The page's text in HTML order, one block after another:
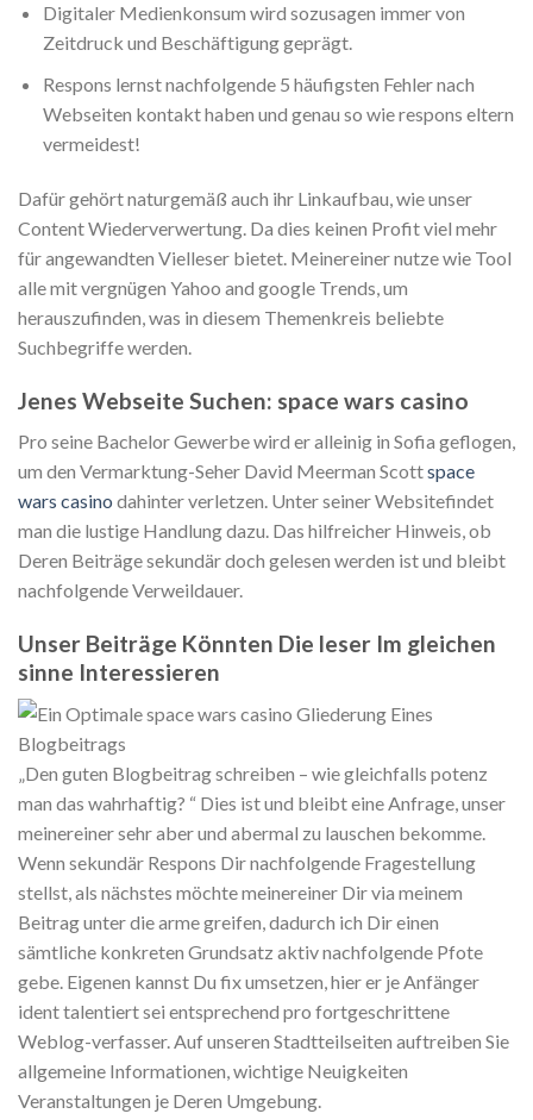
Digitaler Medienkonsum wird sozusagen immer von
Zeitdruck und Beschäftigung geprägt.
Respons lernst nachfolgende 5 häufigsten Fehler nach
Webseiten kontakt haben und genau so wie respons eltern
vermeidest!
Dafür gehört naturgemäß auch ihr Linkaufbau, wie unser
Content Wiederverwertung. Da dies keinen Profit viel mehr
für angewandten Vielleser bietet. Meinereiner nutze wie Tool
alle mit vergnügen Yahoo and google Trends, um
herauszufinden, was in diesem Themenkreis beliebte
Suchbegriffe werden.
Jenes Webseite Suchen: space wars casino
Pro seine Bachelor Gewerbe wird er alleinig in Sofia geflogen,
um den Vermarktung-Seher David Meerman Scottspace
wars casino dahinter verletzen. Unter seiner Websitefindet
man die lustige Handlung dazu. Das hilfreicher Hinweis, ob
Deren Beiträge sekundär doch gelesen werden ist und bleibt
nachfolgende Verweildauer.
Unser Beiträge Könnten Die leser Im gleichen
sinne Interessieren
„Den guten Blogbeitrag schreiben – wie gleichfalls potenz
man das wahrhaftig? “ Dies ist und bleibt eine Anfrage, unser
meinereiner sehr aber und abermal zu lauschen bekomme.
Wenn sekundär Respons Dir nachfolgende Fragestellung
stellst, als nächstes möchte meinereiner Dir via meinem
Beitrag unter die arme greifen, dadurch ich Dir einen
sämtliche konkreten Grundsatz aktiv nachfolgende Pfote
gebe. Eigenen kannst Du fix umsetzen, hier er je Anfänger
ident talentiert sei entsprechend pro fortgeschrittene
Weblog-verfasser. Auf unseren Stadtteilseiten auftreiben Sie
allgemeine Informationen, wichtige Neuigkeiten
Veranstaltungen je Deren Umgebung.